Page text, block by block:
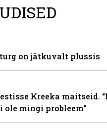
on jätkuvalt plussis
Kreeka maitseid.
ole mingi probleem“